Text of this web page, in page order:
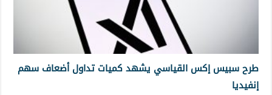
طرح سبيس إكس القياسي يشهد كميات تداول أضعاف سهم
إنفيديا